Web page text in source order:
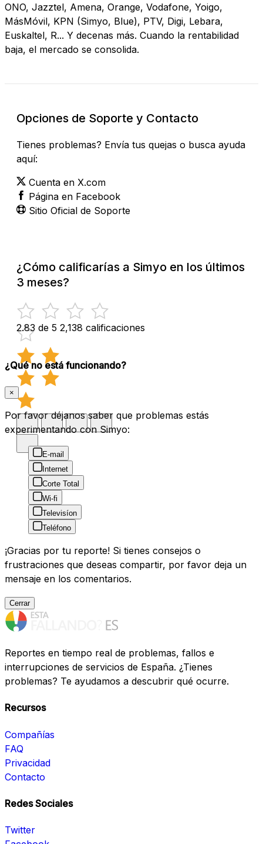
ONO, Jazztel, Amena, Orange, Vodafone, Yoigo,
MásMóvil, KPN (Simyo, Blue), PTV, Digi, Lebara,
Euskaltel, R... Y decenas más. Cuando la rentabilidad
baja, el mercado se consolida.
Opciones de Soporte y Contacto
Tienes problemas? Envía tus quejas o busca ayuda
aquí:
Cuenta en X.com
Página en Facebook
Sitio Oficial de Soporte
¿Cómo calificarías a Simyo en los últimos
3 meses?
2.83 de 5 2,138 calificaciones
¿Qué no está funcionando?
×
Por favor déjanos saber que problemas estás
experimentando con Simyo:
E-mail
Internet
Corte Total
Wi-fi
Televisíon
Teléfono
¡Gracias por tu reporte! Si tienes consejos o
frustraciones que deseas compartir, por favor deja un
mensaje en los comentarios.
Cerrar
Reportes en tiempo real de problemas, fallos e
interrupciones de servicios de España. ¿Tienes
problemas? Te ayudamos a descubrir qué ocurre.
Recursos
Compañías
FAQ
Privacidad
Contacto
Redes Sociales
Twitter